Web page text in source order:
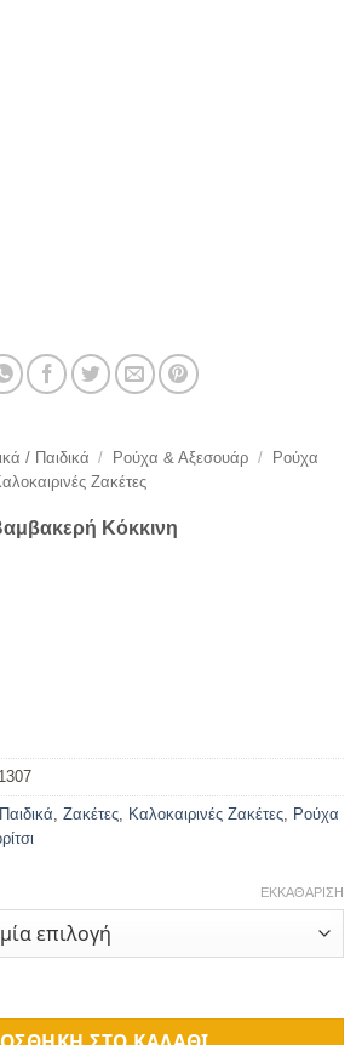
/ Παιδικά / Ρούχα & Αξεσουάρ /
Ρούχα
Ζακέτες
Κόκκινη
Ζακέτες Καλοκαιρινές Ζακέτες
Ρούχα
ΕΚΚΑΘΆΡΙΣΗ